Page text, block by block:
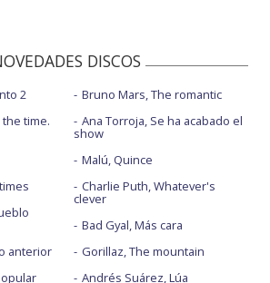
DISCOS
2
the time.
anterior
Bruno Mars, The romantic
Ana Torroja, Se ha acabado el
show
Malú, Quince
Charlie Puth, Whatever's
clever
Bad Gyal, Más cara
Gorillaz, The mountain
Andrés Suárez, Lúa